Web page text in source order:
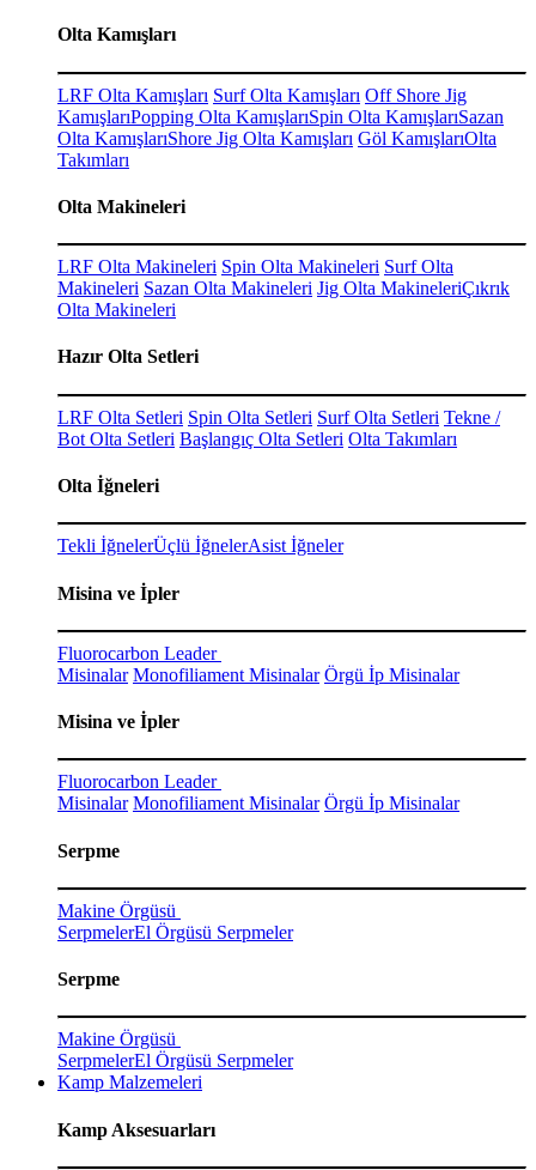
Olta Kamışları
LRF Olta Kamışları Surf Olta Kamışları Off Shore Jig
KamışlarıPopping Olta KamışlarıSpin Olta KamışlarıSazan
Olta KamışlarıShore Jig Olta Kamışları Göl KamışlarıOlta
Takımları
Olta Makineleri
LRF Olta Makineleri Spin Olta Makineleri Surf Olta
Makineleri Sazan Olta Makineleri Jig Olta MakineleriÇıkrık
Olta Makineleri
Hazır Olta Setleri
LRF Olta Setleri Spin Olta Setleri Surf Olta Setleri Tekne /
Bot Olta Setleri Başlangıç Olta Setleri Olta Takımları
Olta İğneleri
Tekli İğnelerÜçlü İğnelerAsist İğneler
Misina ve İpler
Fluorocarbon Leader
Misinalar Monofiliament Misinalar Örgü İp Misinalar
Misina ve İpler
Fluorocarbon Leader
Misinalar Monofiliament Misinalar Örgü İp Misinalar
Serpme
Makine Örgüsü
SerpmelerEl Örgüsü Serpmeler
Serpme
Makine Örgüsü
SerpmelerEl Örgüsü Serpmeler
Kamp Malzemeleri
Kamp Aksesuarları